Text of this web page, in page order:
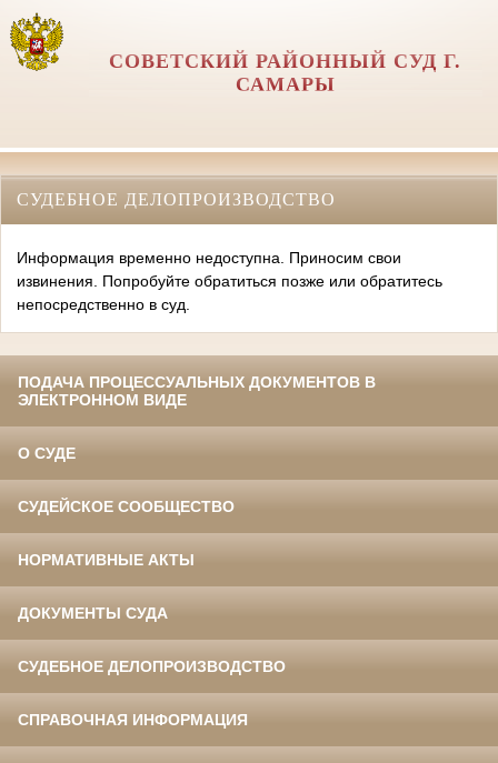
СОВЕТСКИЙ РАЙОННЫЙ СУД Г.
САМАРЫ
СУДЕБНОЕ ДЕЛОПРОИЗВОДСТВО
Информация временно недоступна. Приносим свои
извинения. Попробуйте обратиться позже или обратитесь
непосредственно в суд.
ПОДАЧА ПРОЦЕССУАЛЬНЫХ ДОКУМЕНТОВ В
ЭЛЕКТРОННОМ ВИДЕ
О СУДЕ
СУДЕЙСКОЕ СООБЩЕСТВО
НОРМАТИВНЫЕ АКТЫ
ДОКУМЕНТЫ СУДА
СУДЕБНОЕ ДЕЛОПРОИЗВОДСТВО
СПРАВОЧНАЯ ИНФОРМАЦИЯ